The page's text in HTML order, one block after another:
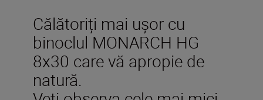
Călătoriți mai ușor cu
binoclul MONARCH HG
8x30 care vă apropie de
natură.